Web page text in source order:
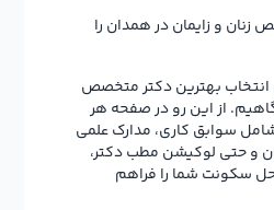
و زایمان در همدان را
انتخاب بهترین دکتر متخصص
از این رو در صفحه هر
سوابق کاری، مدارک علمی
و حتی لوکیشن مطب دکتر،
سکونت شما را فراهم